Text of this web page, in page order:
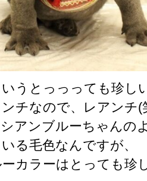
うとっっっても珍し
チなので、レアンチ(
アンブルーちゃんの
る毛色なんですが、
カラーはとっても珍